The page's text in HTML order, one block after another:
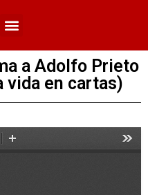
a Adolfo Prieto
vida en cartas)